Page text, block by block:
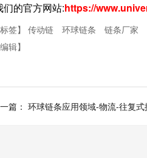
们的官方网站:https://
签】 传动链 环球链条 链条厂家
辑】
篇：